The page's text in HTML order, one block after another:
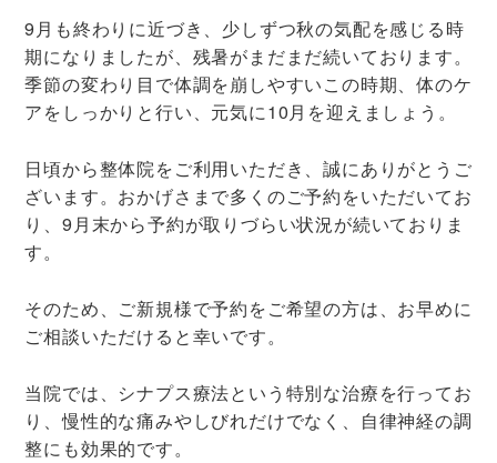
ao-9月も終わりに近づき、少しずつ秋の気配を感じる時
期になりましたが、残暑がまだまだ続いております。
季節の変わり目で体調を崩しやすいこの時期、体のケ
アをしっかりと行い、元気に10月を迎えましょう。
日頃から整体院をご利用いただき、誠にありがとうご
ざいます。おかげさまで多くのご予約をいただいてお
り、9月末から予約が取りづらい状況が続いておりま
す。
そのため、ご新規様で予約をご希望の方は、お早めに
ご相談いただけると幸いです。
当院では、シナプス療法という特別な治療を行ってお
り、慢性的な痛みやしびれだけでなく、自律神経の調
整にも効果的です。